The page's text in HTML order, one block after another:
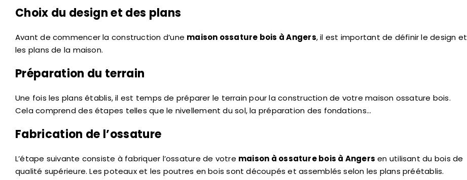
Choix du design et des plans
Avant de commencer la construction d’une maison ossature bois à Angers, il est important de définir le design et
les plans de la maison.
Préparation du terrain
Une fois les plans établis, il est temps de préparer le terrain pour la construction de votre maison ossature bois.
Cela comprend des étapes telles que le nivellement du sol, la préparation des fondations…
Fabrication de l’ossature
L’étape suivante consiste à fabriquer l’ossature de votre maison à ossature bois à Angers en utilisant du bois de
qualité supérieure. Les poteaux et les poutres en bois sont découpés et assemblés selon les plans préétablis.